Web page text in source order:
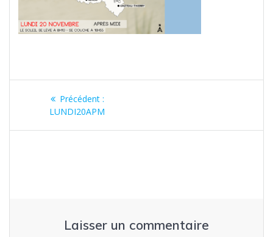
Navigation
Précédent :Article
précédent
LUNDI20APM
Laisser un commentaire